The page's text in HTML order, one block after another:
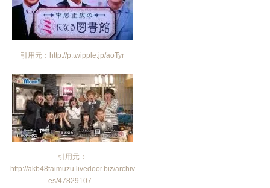
引用元：http://p.twipple.jp/aoTyr
引用元：
http://akb48taimuzu.livedoor.biz/archiv
es/47829107...